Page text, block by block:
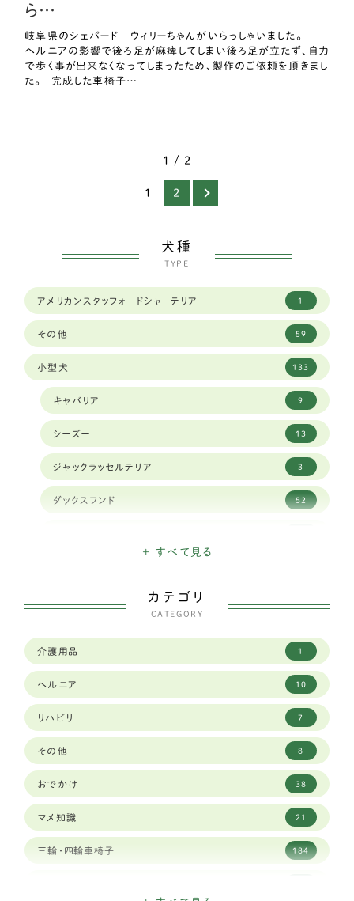
ら…
岐阜県のシェパード ウィリーちゃんがいらっしゃいました。
ヘルニアの影響で後ろ足が麻痺してしまい後ろ足が立たず、自力
で歩く事が出来なくなってしまったため、製作のご依頼を頂きまし
た。 完成した車椅子…
1 / 2
1 2
犬種
TYPE
アメリカンスタッフォードシャーテリア 1
その他 59
小型犬 133
キャバリア 9
シーズー 13
ジャックラッセルテリア 3
ダックスフンド 52
ペキニーズ 1
ポメラニアン 8
マルチーズ 3
ミニチュアピンシャー 5
ヨークシャーテリア 5
中型犬 252
イタリアングレーハウンド
+ すべて見る
カテゴリ
CATEGORY
介護用品 1
ヘルニア 10
リハビリ 7
その他 8
おでかけ 38
マメ知識 21
三輪・四輪車椅子 184